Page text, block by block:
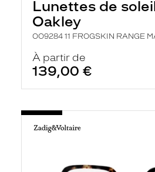
Lunettes de
Oakley
OO9284 11 FROGSKIN RANGE
À partir de
139,00 €